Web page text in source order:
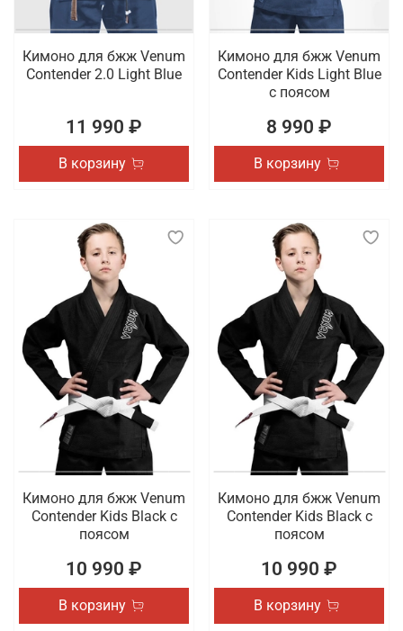
Кимоно для бжж Venum
Contender 2.0 Light Blue
11 990 ₽
В корзину
Кимоно для бжж Venum
Contender Kids Light Blue
с поясом
8 990 ₽
В корзину
Кимоно для бжж Venum
Contender Kids Black с
поясом
10 990 ₽
В корзину
Кимоно для бжж Venum
Contender Kids Black с
поясом
10 990 ₽
В корзину